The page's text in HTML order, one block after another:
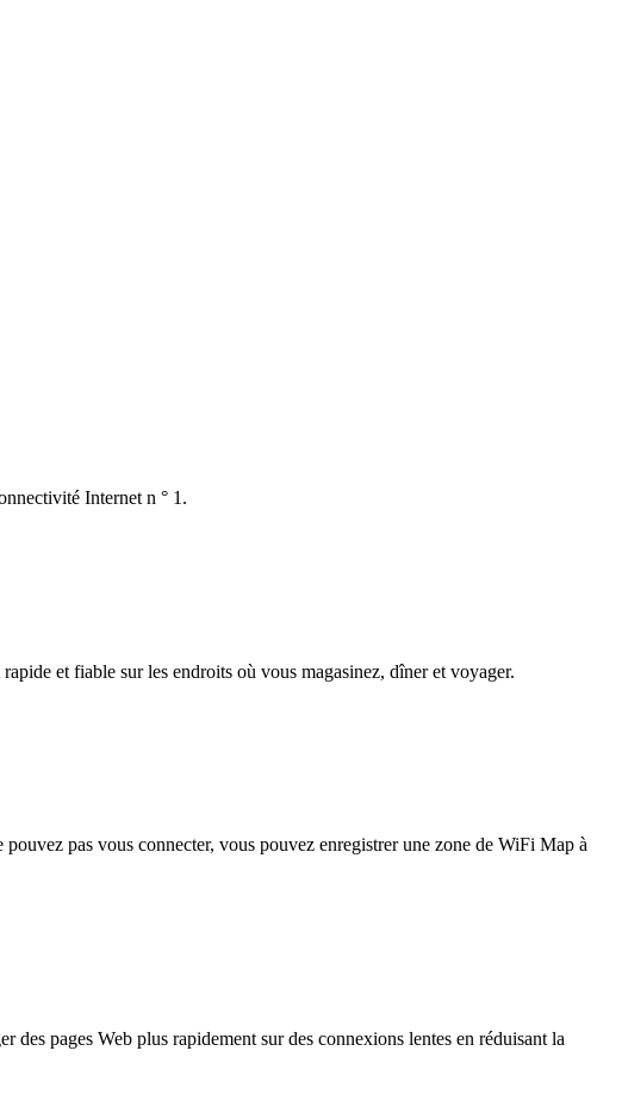
Internet n ° 1.
et fiable sur les endroits où vous magasinez, dîner et voyager.
pas vous connecter, vous pouvez enregistrer une zone de WiFi Map à
pages Web plus rapidement sur des connexions lentes en réduisant la